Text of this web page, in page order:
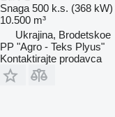
Snaga 500 k.s. (368 kW)
10.500 m³
Ukrajina, Brodetskoe
PP "Agro - Teks Plyus"
Kontaktirajte prodavca